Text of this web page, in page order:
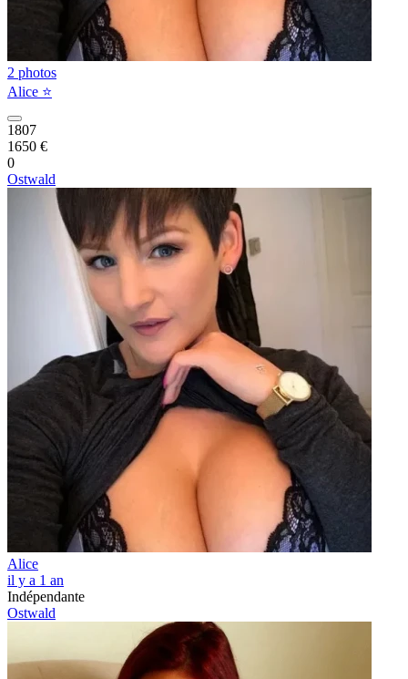
2 photos
Alice ⭐️
1807
1650 €
0
Ostwald
Alice
il y a 1 an
Indépendante
Ostwald